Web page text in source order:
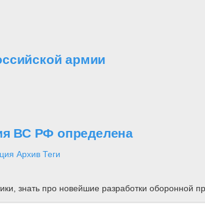
армии
ВС РФ определена
Архив Теги
знать про новейшие разработки